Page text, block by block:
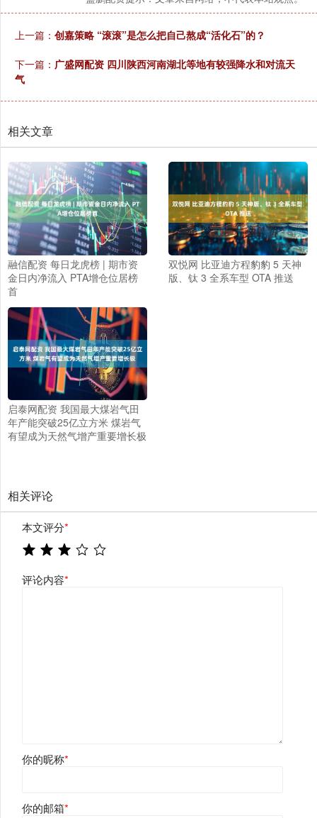
上一篇： 创嘉策略 “滚滚”是怎么把自己熬成“活化石”的？
下一篇： 广盛网配资 四川陕西河南湖北等地有较强降水和对流天
气
相关文章
融信配资 每日龙虎榜 | 期市资
金日内净流入 PTA增仓位居榜
首
双悦网 比亚迪方程豹豹 5 天神
版、钛 3 全系车型 OTA 推送
启泰网配资 我国最大煤岩气田
年产能突破25亿立方米 煤岩气
有望成为天然气增产重要增长极
相关评论
本文评分*
评论内容*
你的昵称*
你的邮箱*